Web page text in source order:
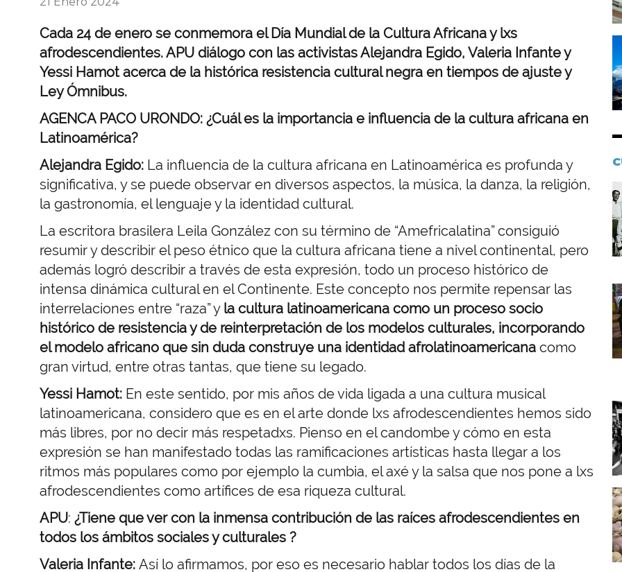
Cada 24 de enero se conmemora el Día Mundial de la Cultura Africana y lxs
afrodescendientes. APU diálogo con las activistas Alejandra Egido, Valeria Infante y
Yessi Hamot acerca de la histórica resistencia cultural negra en tiempos de ajuste y
Ley Ómnibus.
AGENCA PACO URONDO: ¿Cuál es la importancia e influencia de la cultura africana en
Latinoamérica?
Alejandra Egido: La influencia de la cultura africana en Latinoamérica es profunda y
significativa, y se puede observar en diversos aspectos, la música, la danza, la religión,
la gastronomía, el lenguaje y la identidad cultural.
La escritora brasilera Leila González con su término de “Amefricalatina” consiguió
resumir y describir el peso étnico que la cultura africana tiene a nivel continental, pero
además logró describir a través de esta expresión, todo un proceso histórico de
intensa dinámica cultural en el Continente. Este concepto nos permite repensar las
interrelaciones entre “raza” y la cultura latinoamericana como un proceso socio
histórico de resistencia y de reinterpretación de los modelos culturales, incorporando
el modelo africano que sin duda construye una identidad afrolatinoamericana como
gran virtud, entre otras tantas, que tiene su legado.
Yessi Hamot: En este sentido, por mis años de vida ligada a una cultura musical
latinoamericana, considero que es en el arte donde lxs afrodescendientes hemos sido
más libres, por no decir más respetadxs. Pienso en el candombe y cómo en esta
expresión se han manifestado todas las ramificaciones artísticas hasta llegar a los
ritmos más populares como por ejemplo la cumbia, el axé y la salsa que nos pone a lxs
afrodescendientes como artífices de esa riqueza cultural.
APU: ¿Tiene que ver con la inmensa contribución de las raíces afrodescendientes en
todos los ámbitos sociales y culturales ?
Valeria Infante: Así lo afirmamos, por eso es necesario hablar todos los días de la